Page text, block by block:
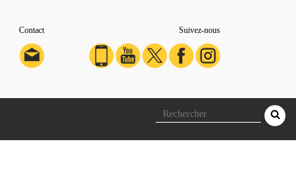
Contact Suivez-nous